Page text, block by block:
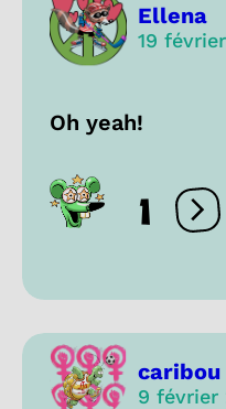
Ellena
19
Oh yeah!
1
9 février